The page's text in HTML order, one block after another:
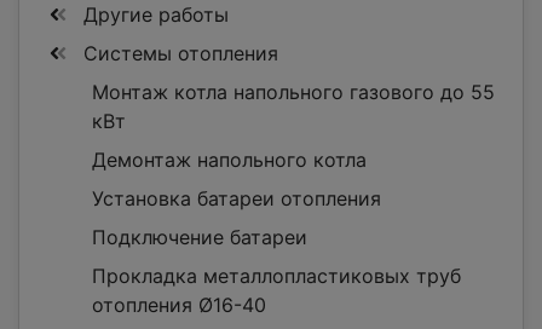
Другие работы
Системы отопления
Монтаж котла напольного газового до 55
кВт
Демонтаж напольного котла
Установка батареи отопления
Подключение батареи
Прокладка металлопластиковых труб
отопления Ø16-40